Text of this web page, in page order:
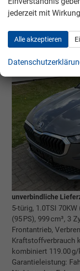
unverbindliche
5-türig, 1.0TSI 70KW
(95 PS), 999 cm³, 3
Frontantrieb,
Kraftstoffverbrauch
kombiniert 119.00 g/
Garantieleistung:
jederzeit mit
Alle akzeptieren